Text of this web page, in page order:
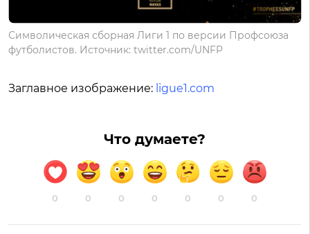
Символическая сборная Лиги 1 по версии Профсоюза
футболистов. Источник: twitter.com/UNFP
Заглавное изображение: ligue1.com
Что думаете?
0 0 0 0 0 0 0